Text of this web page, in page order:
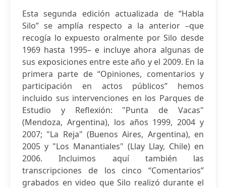
Esta segunda edición actualizada de “Habla
Silo” se amplía respecto a la anterior –que
recogía lo expuesto oralmente por Silo desde
1969 hasta 1995– e incluye ahora algunas de
sus exposiciones entre este año y el 2009. En la
primera parte de “Opiniones, comentarios y
participación en actos públicos” hemos
incluido sus intervenciones en los Parques de
Estudio y Reflexión: "Punta de Vacas"
(Mendoza, Argentina), los años 1999, 2004 y
2007; "La Reja" (Buenos Aires, Argentina), en
2005 y "Los Manantiales" (Llay Llay, Chile) en
2006. Incluimos aquí también las
transcripciones de los cinco “Comentarios”
grabados en video que Silo realizó durante el